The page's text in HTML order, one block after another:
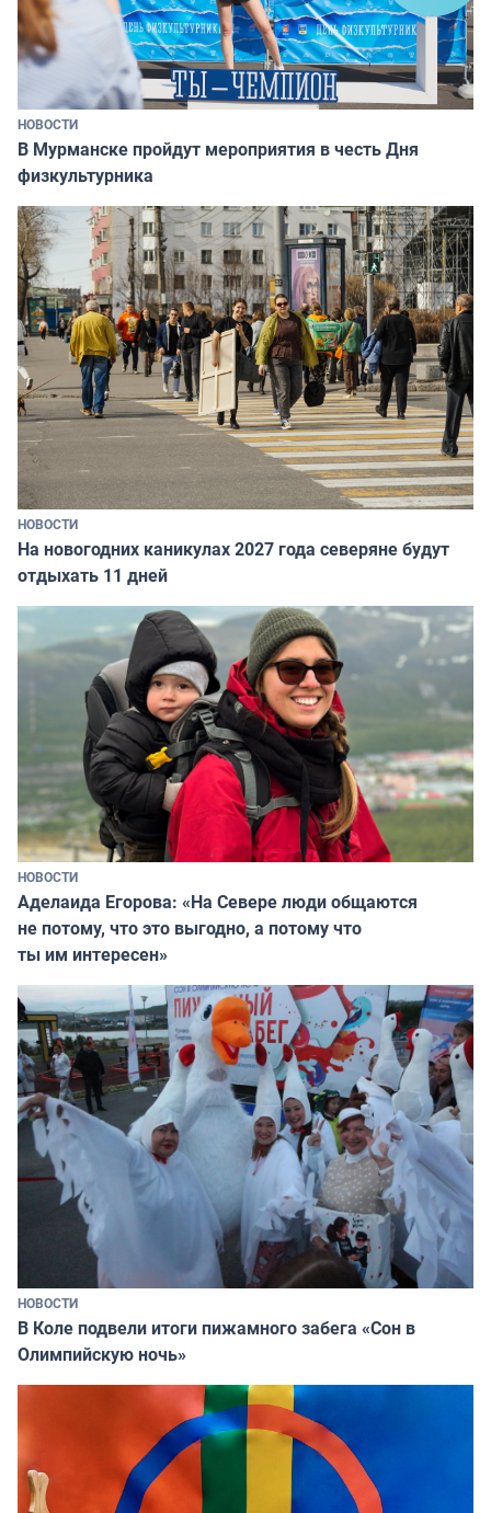
НОВОСТИ
В Мурманске пройдут мероприятия в честь Дня
физкультурника
НОВОСТИ
На новогодних каникулах 2027 года северяне будут
отдыхать 11 дней
НОВОСТИ
Аделаида Егорова: «На Севере люди общаются
не потому, что это выгодно, а потому что
ты им интересен»
НОВОСТИ
В Коле подвели итоги пижамного забега «Сон в
Олимпийскую ночь»